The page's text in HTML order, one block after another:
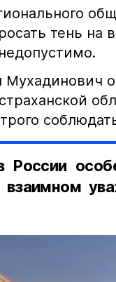
тень на
России